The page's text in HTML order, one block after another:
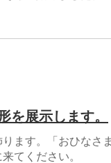
を展示します。
ます。「おひなさ
てください。